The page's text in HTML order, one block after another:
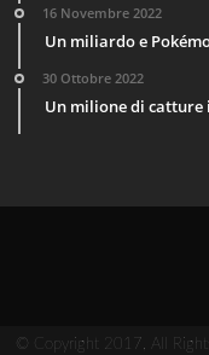
16 Novembre 2022
Un miliardo e
30 Ottobre 2022
Un milione di catture
© Copyright 2017, All